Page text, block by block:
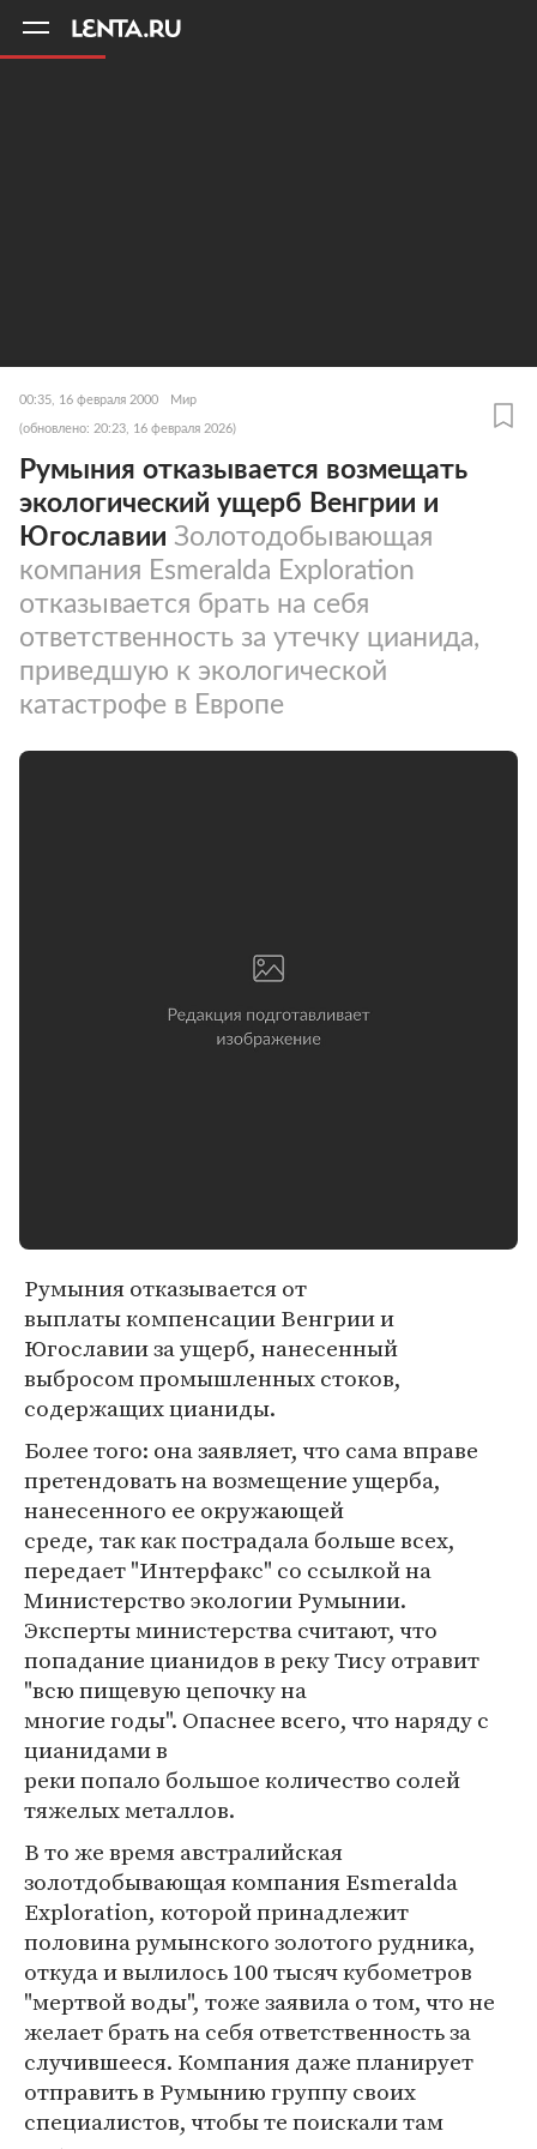
00:35, 16 февраля 2000 Мир
(обновлено: 20:23, 16 февраля 2026)
Румыния отказывается возмещать
экологический ущерб Венгрии и
Югославии Золотодобывающая
компания Esmeralda Exploration
отказывается брать на себя
ответственность за утечку цианида,
приведшую к экологической
катастрофе в Европе
Румыния отказывается от
выплаты компенсации Венгрии и
Югославии за ущерб, нанесенный
выбросом промышленных стоков,
содержащих цианиды.
Более того: она заявляет, что сама вправе
претендовать на возмещение ущерба,
нанесенного ее окружающей
среде, так как пострадала больше всех,
передает "Интерфакс" со ссылкой на
Министерство экологии Румынии.
Эксперты министерства считают, что
попадание цианидов в реку Тису отравит
"всю пищевую цепочку на
многие годы". Опаснее всего, что наряду с
цианидами в
реки попало большое количество солей
тяжелых металлов.
В то же время австралийская
золотдобывающая компания Esmeralda
Exploration, которой принадлежит
половина румынского золотого рудника,
откуда и вылилось 100 тысяч кубометров
"мертвой воды", тоже заявила о том, что не
желает брать на себя ответственность за
случившееся. Компания даже планирует
отправить в Румынию группу своих
специалистов, чтобы те поискали там